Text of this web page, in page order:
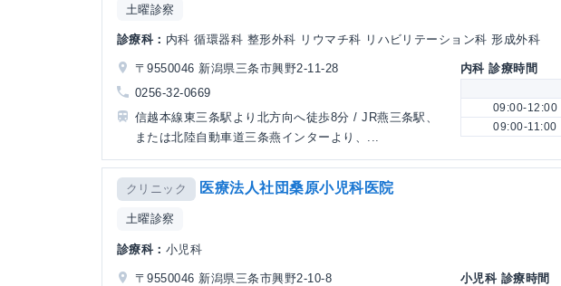
土曜診察
診療科： 内科 循環器科 整形外科 リウマチ科 リハビリテーション科 形成外科
〒9550046 新潟県三条市興野2-11-28
0256-32-0669
信越本線東三条駅より北方向へ徒歩8分 / JR燕三条駅、
または北陸自動車道三条燕インターより、...
内科 診療時間
09:00-12:00
09:00-11:00
クリニック 医療法人社団桑原小児科医院
土曜診察
診療科： 小児科
〒9550046 新潟県三条市興野2-10-8
小児科 診療時間